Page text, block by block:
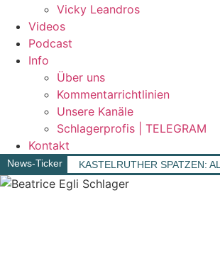
Vicky Leandros
Videos
Podcast
Info
Über uns
Kommentarrichtlinien
Unsere Kanäle
Schlagerprofis | TELEGRAM
Kontakt
News-Ticker KASTELRUTHER SPATZEN: